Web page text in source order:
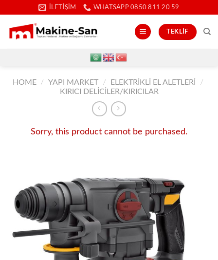
İLETIŞIM WHATSAPP 0850 811 20 59
TEKLIF
HOME / YAPI MARKET / ELEKTRIKLI EL ALETLERI
/
KIRICI DELICILER/KIRICILAR
Sorry, this product cannot be purchased.